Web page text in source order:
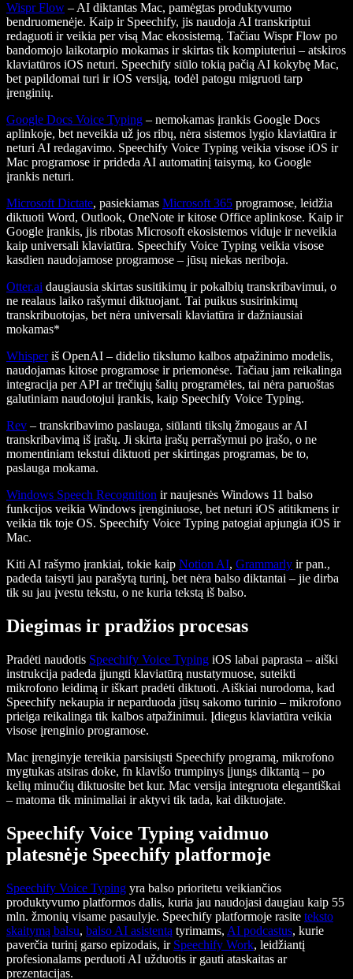
Wispr Flow – AI diktantas Mac, pamėgtas produktyvumo
bendruomenėje. Kaip ir Speechify, jis naudoja AI transkriptui
redaguoti ir veikia per visą Mac ekosistemą. Tačiau Wispr Flow po
bandomojo laikotarpio mokamas ir skirtas tik kompiuteriui – atskiros
klaviatūros iOS neturi. Speechify siūlo tokią pačią AI kokybę Mac,
bet papildomai turi ir iOS versiją, todėl patogu migruoti tarp
įrenginių.
Google Docs Voice Typing – nemokamas įrankis Google Docs
aplinkoje, bet neveikia už jos ribų, nėra sistemos lygio klaviatūra ir
neturi AI redagavimo. Speechify Voice Typing veikia visose iOS ir
Mac programose ir prideda AI automatinį taisymą, ko Google
įrankis neturi.
Microsoft Dictate, pasiekiamas Microsoft 365 programose, leidžia
diktuoti Word, Outlook, OneNote ir kitose Office aplinkose. Kaip ir
Google įrankis, jis ribotas Microsoft ekosistemos viduje ir neveikia
kaip universali klaviatūra. Speechify Voice Typing veikia visose
kasdien naudojamose programose – jūsų niekas neriboja.
Otter.ai daugiausia skirtas susitikimų ir pokalbių transkribavimui, o
ne realaus laiko rašymui diktuojant. Tai puikus susirinkimų
transkribuotojas, bet nėra universali klaviatūra ir dažniausiai
mokamas*
Whisperiš OpenAI – didelio tikslumo kalbos atpažinimo modelis,
naudojamas kitose programose ir priemonėse. Tačiau jam reikalinga
integracija per API ar trečiųjų šalių programėles, tai nėra paruoštas
galutiniam naudotojui įrankis, kaip Speechify Voice Typing.
Rev – transkribavimo paslauga, siūlanti tikslų žmogaus ar AI
transkribavimą iš įrašų. Ji skirta įrašų perrašymui po įrašo, o ne
momentiniam tekstui diktuoti per skirtingas programas, be to,
paslauga mokama.
Windows Speech Recognition ir naujesnės Windows 11 balso
funkcijos veikia Windows įrenginiuose, bet neturi iOS atitikmens ir
veikia tik toje OS. Speechify Voice Typing patogiai apjungia iOS ir
Mac.
Kiti AI rašymo įrankiai, tokie kaip Notion AI, Grammarly ir pan.,
padeda taisyti jau parašytą turinį, bet nėra balso diktantai – jie dirba
tik su jau įvestu tekstu, o ne kuria tekstą iš balso.
Diegimas ir pradžios procesas
Pradėti naudotis Speechify Voice Typing iOS labai paprasta – aiški
instrukcija padeda įjungti klaviatūrą nustatymuose, suteikti
mikrofono leidimą ir iškart pradėti diktuoti. Aiškiai nurodoma, kad
Speechify nekaupia ir neparduoda jūsų sakomo turinio – mikrofono
prieiga reikalinga tik kalbos atpažinimui. Įdiegus klaviatūra veikia
visose įrenginio programose.
Mac įrenginyje tereikia parsisiųsti Speechify programą, mikrofono
mygtukas atsiras doke, fn klavišo trumpinys įjungs diktantą – po
kelių minučių diktuosite bet kur. Mac versija integruota elegantiškai
– matoma tik minimaliai ir aktyvi tik tada, kai diktuojate.
Speechify Voice Typing vaidmuo
platesnėje Speechify platformoje
Speechify Voice Typing yra balso prioritetu veikiančios
produktyvumo platformos dalis, kuria jau naudojasi daugiau kaip 55
mln. žmonių visame pasaulyje. Speechify platformoje rasite teksto
skaitymą balsu, balso AI asistentą tyrimams, AI podcastus, kurie
paverčia turinį garso epizodais, ir Speechify Work, leidžiantį
profesionalams perduoti AI užduotis ir gauti ataskaitas ar
prezentacijas.